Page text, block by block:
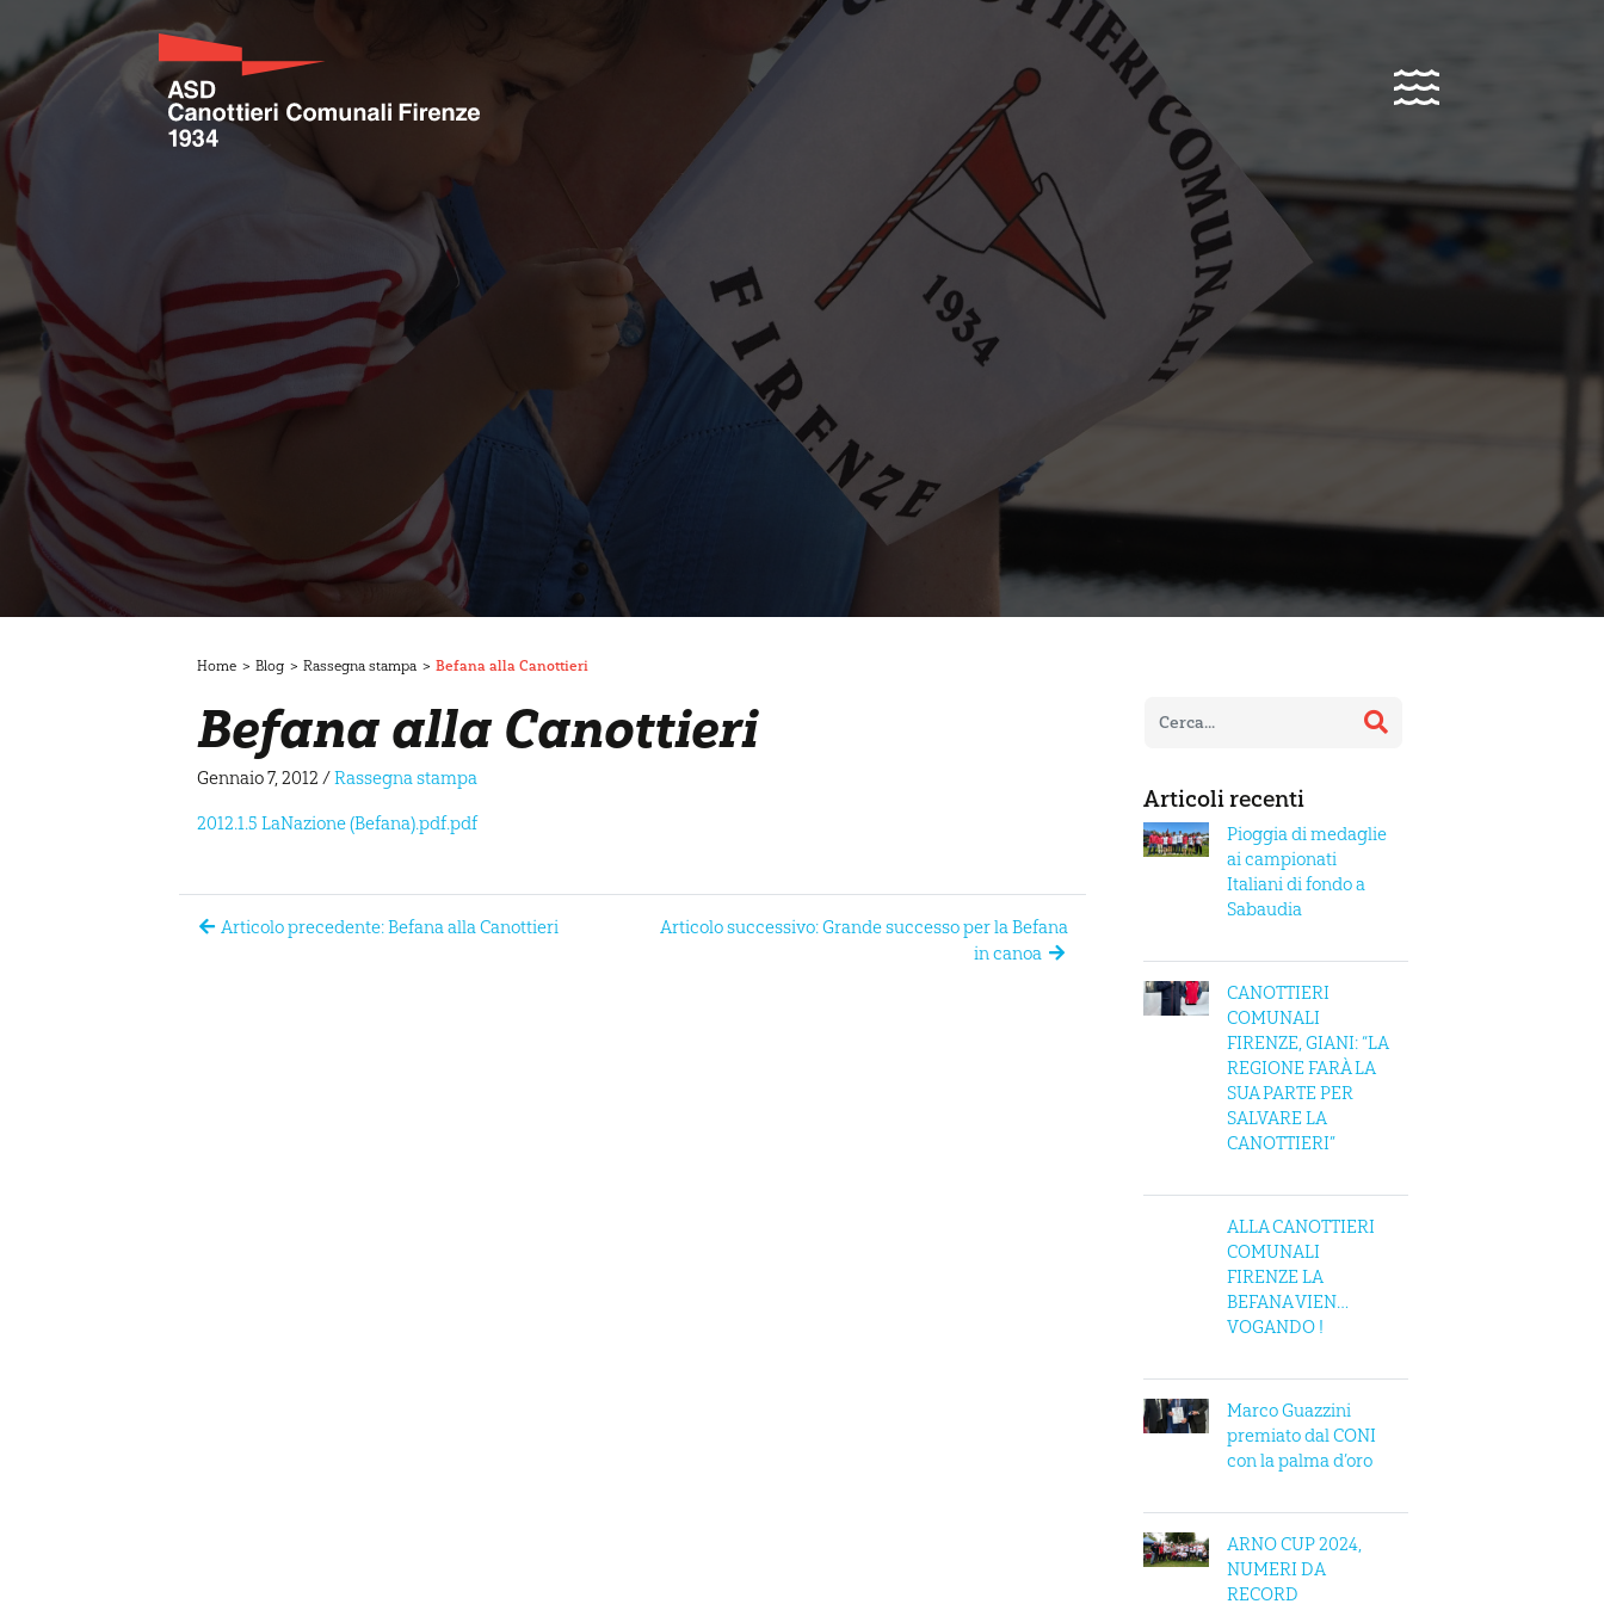
Home > Blog > Rassegna stampa > Befana alla Canottieri
Befana alla Canottieri
Gennaio 7, 2012 /Rassegna stampa
2012.1.5 LaNazione (Befana).pdf.pdf
Articolo precedente: Befana alla Canottieri
Articolo successivo: Grande successo per la Befana
in canoa
Articoli recenti
Pioggia di medaglie
ai campionati
Italiani di fondo a
Sabaudia
CANOTTIERI
COMUNALI
FIRENZE, GIANI: “LA
REGIONE FARÀ LA
SUA PARTE PER
SALVARE LA
CANOTTIERI”
ALLA CANOTTIERI
COMUNALI
FIRENZE LA
BEFANA VIEN…
VOGANDO !
Marco Guazzini
premiato dal CONI
con la palma d’oro
ARNO CUP 2024,
NUMERI DA
RECORD